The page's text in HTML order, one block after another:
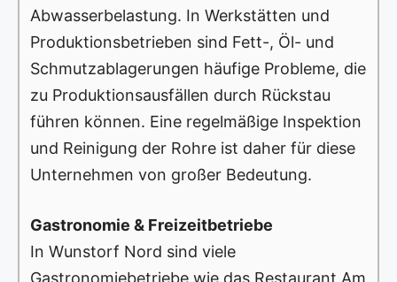
Abwasserbelastung. In Werkstätten und
Produktionsbetrieben sind Fett-, Öl- und
Schmutzablagerungen häufige Probleme, die
zu Produktionsausfällen durch Rückstau
führen können. Eine regelmäßige Inspektion
und Reinigung der Rohre ist daher für diese
Unternehmen von großer Bedeutung.
Gastronomie & Freizeitbetriebe
In Wunstorf Nord sind viele